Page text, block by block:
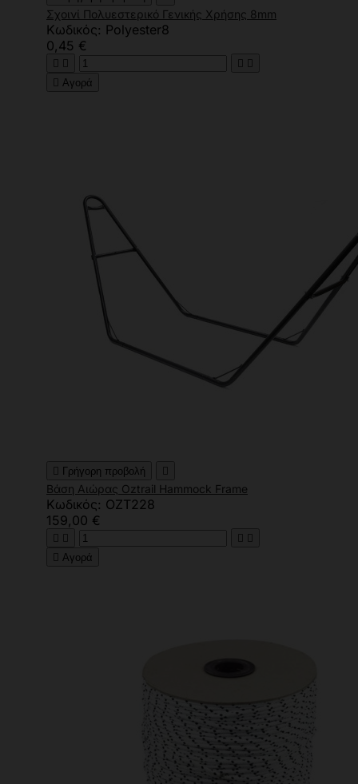
Σχοινί Πολυεστερικό Γενικής Χρήσης 8mm
Κωδικός: Polyester8
0,45 €
   
 Αγορά
 Γρήγορη προβολή 
Βάση Αιώρας Oztrail Hammock Frame
Κωδικός: OZT228
159,00 €
   
 Αγορά